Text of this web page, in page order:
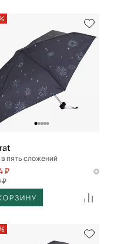
в пять сложений
₽
₽